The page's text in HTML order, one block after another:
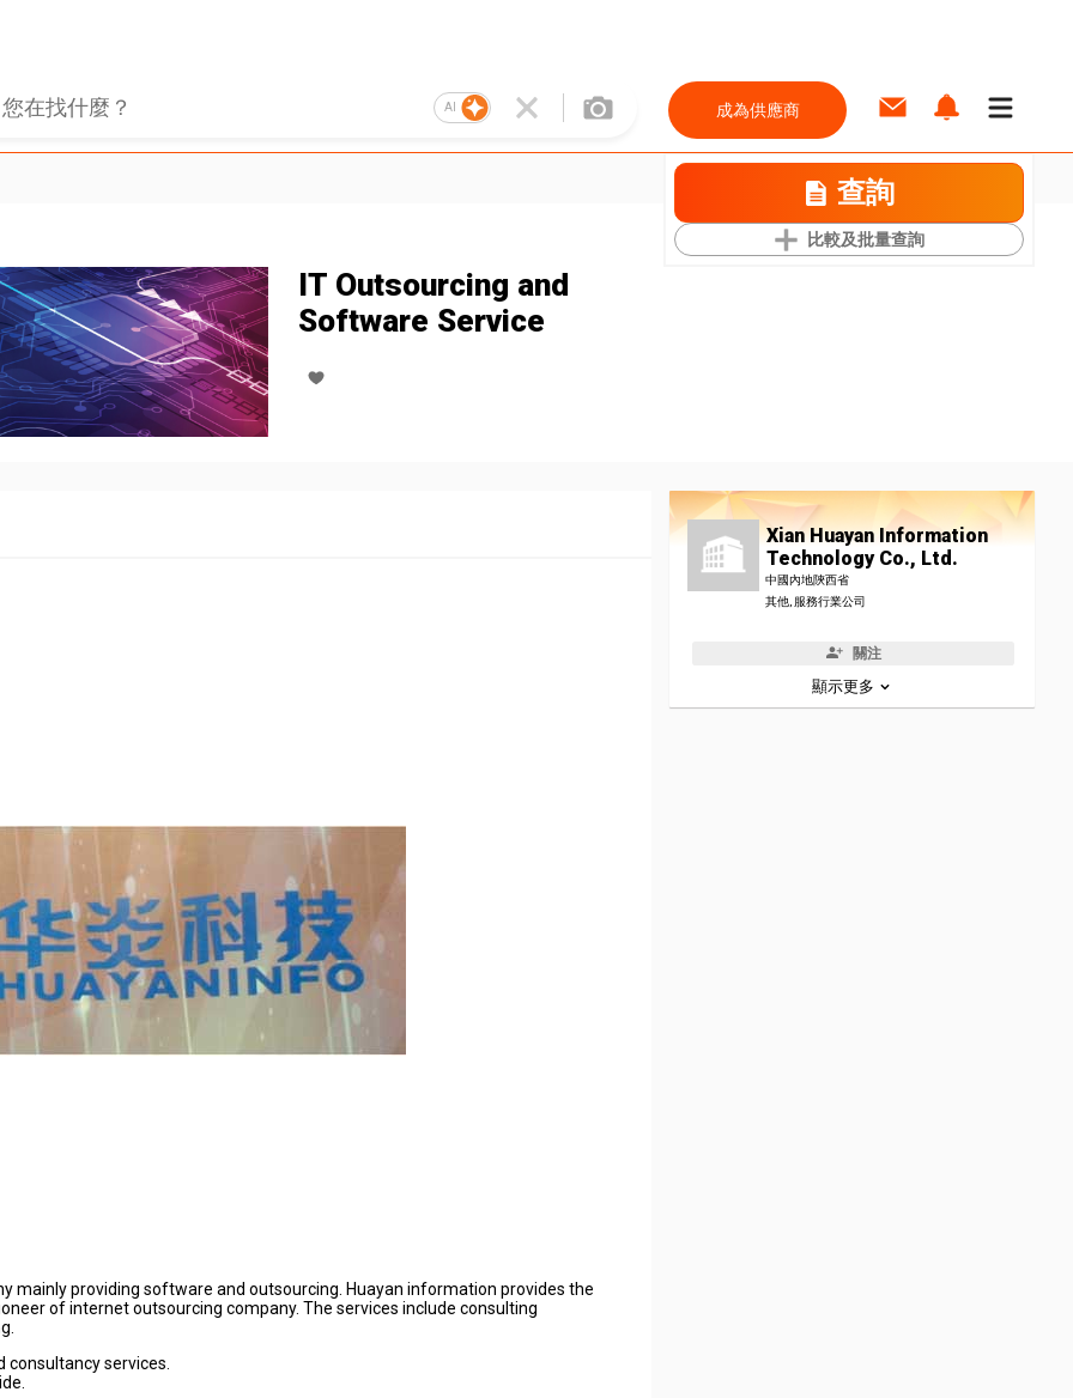
AI 成為供應商
查詢
比較及批量查詢
IT Outsourcing and
Software Service
mainly providing software and outsourcing. Huayan information provides the
of internet outsourcing company. The services include consulting
services.
Xian Huayan Information
Technology Co., Ltd.
中國內地陝西省
其他, 服務行業公司
關注
顯示更多